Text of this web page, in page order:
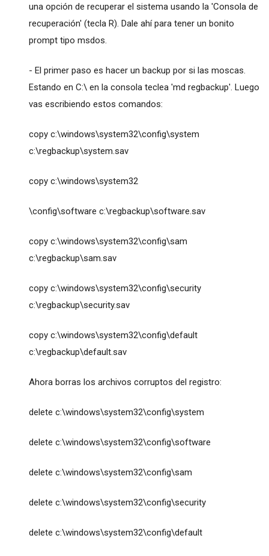
una opción de recuperar el sistema usando la 'Consola de
recuperación' (tecla R). Dale ahí para tener un bonito
prompt tipo msdos.
- El primer paso es hacer un backup por si las moscas.
Estando en C:\ en la consola teclea 'md regbackup'. Luego
vas escribiendo estos comandos:
copy c:\windows\system32\config\system
c:\regbackup\system.sav
copy c:\windows\system32
\config\software c:\regbackup\software.sav
copy c:\windows\system32\config\sam
c:\regbackup\sam.sav
copy c:\windows\system32\config\security
c:\regbackup\security.sav
copy c:\windows\system32\config\default
c:\regbackup\default.sav
Ahora borras los archivos corruptos del registro:
delete c:\windows\system32\config\system
delete c:\windows\system32\config\software
delete c:\windows\system32\config\sam
delete c:\windows\system32\config\security
delete c:\windows\system32\config\default